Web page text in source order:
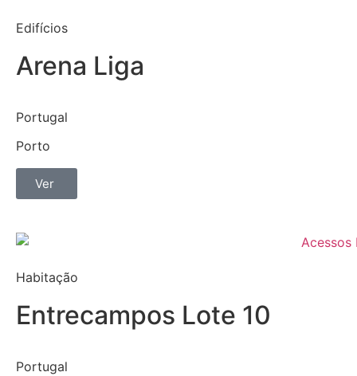
Edifícios
Arena Liga
Portugal
Porto
Ver
Habitação
Entrecampos Lote 10
Portugal